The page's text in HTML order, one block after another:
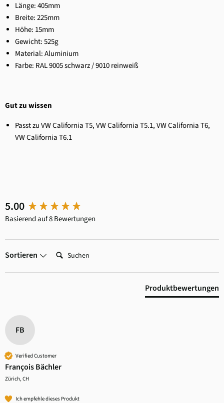
Länge: 405mm
Breite: 225mm
Höhe: 15mm
Gewicht: 525g
Material: Aluminium
Farbe: RAL 9005 schwarz / 9010 reinweiß
Gut zu wissen
Passt zu VW California T5, VW California T5.1, VW California T6,
VW California T6.1
5.00
Basierend auf 8 Bewertungen
Sortieren Suchen:
Produktbewertungen
FB
Verified Customer
François Bächler
Zürich, CH
Ich empfehle dieses Produkt
New content loaded